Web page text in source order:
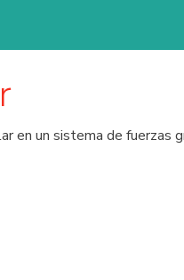
en un sistema de fuerzas